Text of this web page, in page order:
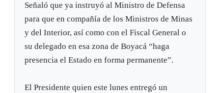
Señaló que ya instruyó al Ministro de Defensa
para que en compañía de los Ministros de Minas
y del Interior, así como con el Fiscal General o
su delegado en esa zona de Boyacá “haga
presencia el Estado en forma permanente”.
El Presidente quien este lunes entregó un